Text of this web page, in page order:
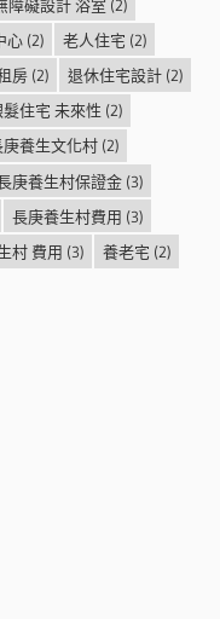
障礙設計 浴室 (2)
心(2) 老人住宅 (2)
房(2) 退休住宅設計(2)
髮住宅 未來性 (2)
庚養生文化村(2)
庚養生村保證金(3)
長庚養生村費用 (3)
村 費用 (3) 養老宅 (2)